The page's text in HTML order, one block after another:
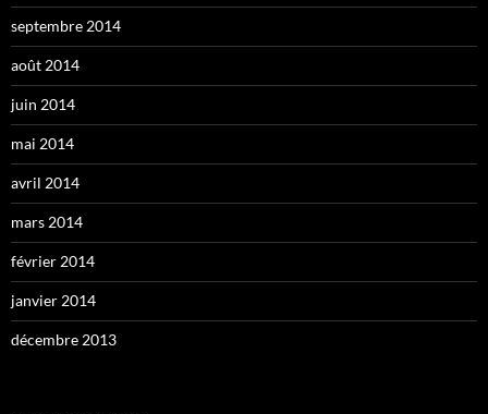
septembre 2014
août 2014
juin 2014
mai 2014
avril 2014
mars 2014
février 2014
janvier 2014
décembre 2013